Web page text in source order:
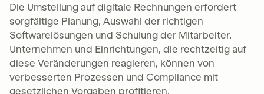
Die Umstellung auf digitale Rechnungen erfordert
sorgfältige Planung, Auswahl der richtigen
Softwarelösungen und Schulung der Mitarbeiter.
Unternehmen und Einrichtungen, die rechtzeitig auf
diese Veränderungen reagieren, können von
verbesserten Prozessen und Compliance mit
gesetzlichen Vorgaben profitieren.